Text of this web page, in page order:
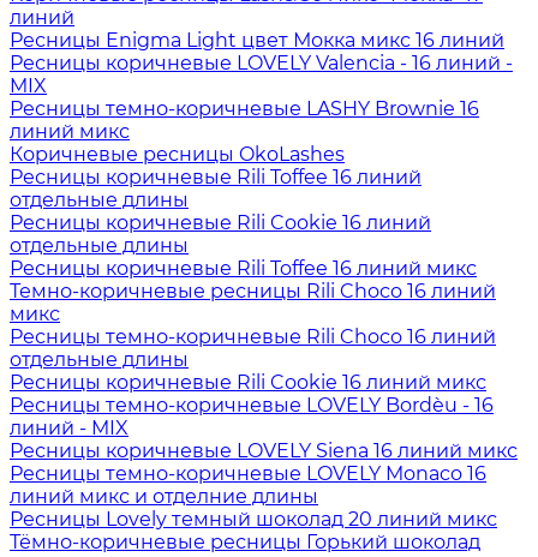
линий
Ресницы Enigma Light цвет Мокка микс 16 линий
Ресницы коричневые LOVELY Valencia - 16 линий -
MIX
Ресницы темно-коричневые LASHY Brownie 16
линий микс
Коричневые ресницы OkoLashes
Ресницы коричневые Rili Toffee 16 линий
отдельные длины
Ресницы коричневые Rili Cookie 16 линий
отдельные длины
Ресницы коричневые Rili Toffee 16 линий микс
Темно-коричневые ресницы Rili Choco 16 линий
микс
Ресницы темно-коричневые Rili Choco 16 линий
отдельные длины
Ресницы коричневые Rili Cookie 16 линий микс
Ресницы темно-коричневые LOVELY Bordèu - 16
линий - MIX
Ресницы коричневые LOVELY Siena 16 линий микс
Ресницы темно-коричневые LOVELY Monaco 16
линий микс и отделние длины
Ресницы Lovely темный шоколад 20 линий микс
Тёмно-коричневые ресницы Горький шоколад